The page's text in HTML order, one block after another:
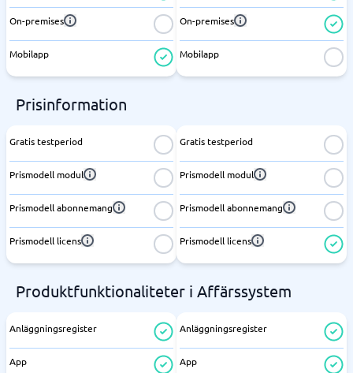
On-premises
Mobilapp
On-premises
Mobilapp
Prisinformation
Gratis testperiod
Prismodell modul
Prismodell abonnemang
Prismodell licens
Gratis testperiod
Prismodell modul
Prismodell abonnemang
Prismodell licens
Produktfunktionaliteter i Affärssystem
Anläggningsregister
App
Anläggningsregister
App